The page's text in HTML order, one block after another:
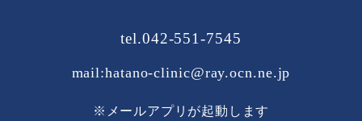
tel.042-551-7545
mail:hatano-clinic@ray.ocn.ne.jp
※メールアプリが起動します